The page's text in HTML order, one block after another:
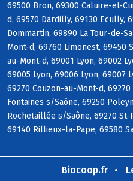
69500 Bron, 69300 Caluire-et-
d, 69570 Dardilly, 69130 Ecully,
Dommartin, 69890 La Tour-de-
Mont-d, 69760 Limonest, 69450
au-Mont-d, 69001 Lyon, 69002
69005 Lyon, 69006 Lyon, 69007
69270 Couzon-au-Mont-d,
Fontaines s/Saône, 69250
Rochetaillée s/Saône, 69270
69140 Rillieux-la-Pape, 69580
Biocoop.fr